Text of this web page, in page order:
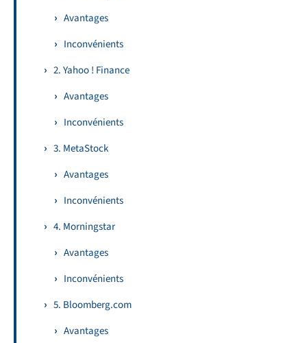
Avantages
Inconvénients
2. Yahoo ! Finance
Avantages
Inconvénients
3. MetaStock
Avantages
Inconvénients
4. Morningstar
Avantages
Inconvénients
5. Bloomberg.com
Avantages